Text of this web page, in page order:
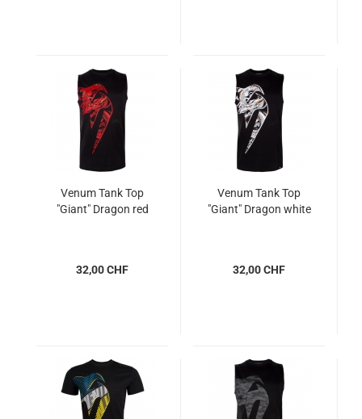
Venum Tank Top
"Giant" Dragon red
32,00 CHF
Venum Tank Top
"Giant" Dragon white
32,00 CHF